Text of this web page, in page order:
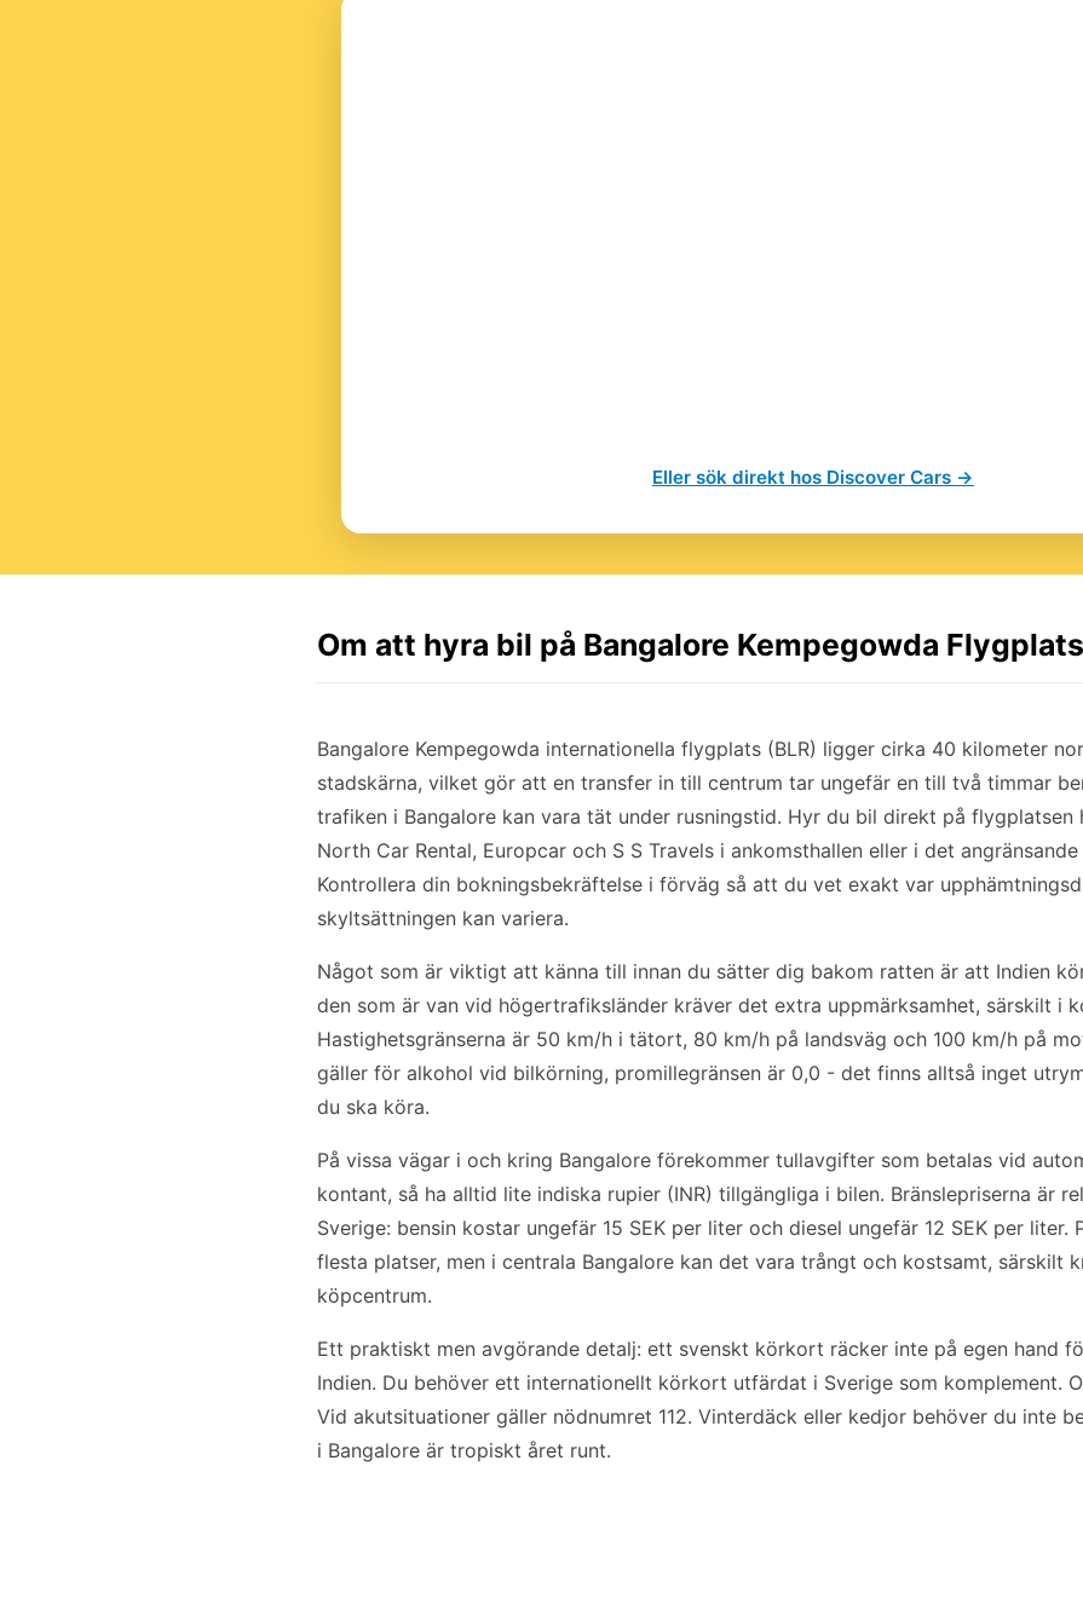
Eller sök direkt hos Discover Cars →
Om att hyra bil på Bangalore Kempegowda Flygplats
Bangalore Kempegowda internationella flygplats (BLR) ligger cirka 40 kilometer
stadskärna, vilket gör att en transfer in till centrum tar ungefär en till två timmar
trafiken i Bangalore kan vara tät under rusningstid. Hyr du bil direkt på flygplatsen
North Car Rental, Europcar och S S Travels i ankomsthallen eller i det
Kontrollera din bokningsbekräftelse i förväg så att du vet exakt var
skyltsättningen kan variera.
Något som är viktigt att känna till innan du sätter dig bakom ratten är att Indien
den som är van vid högertrafiksländer kräver det extra uppmärksamhet, särskilt i
Hastighetsgränserna är 50 km/h i tätort, 80 km/h på landsväg och 100 km/h på
gäller för alkohol vid bilkörning, promillegränsen är 0,0 - det finns alltså inget
du ska köra.
På vissa vägar i och kring Bangalore förekommer tullavgifter som betalas vid
kontant, så ha alltid lite indiska rupier (INR) tillgängliga i bilen. Bränslepriserna är
Sverige: bensin kostar ungefär 15 SEK per liter och diesel ungefär 12 SEK per liter.
flesta platser, men i centrala Bangalore kan det vara trångt och kostsamt, särskilt
köpcentrum.
Ett praktiskt men avgörande detalj: ett svenskt körkort räcker inte på egen hand
Indien. Du behöver ett internationellt körkort utfärdat i Sverige som komplement.
Vid akutsituationer gäller nödnumret 112. Vinterdäck eller kedjor behöver du inte
i Bangalore är tropiskt året runt.